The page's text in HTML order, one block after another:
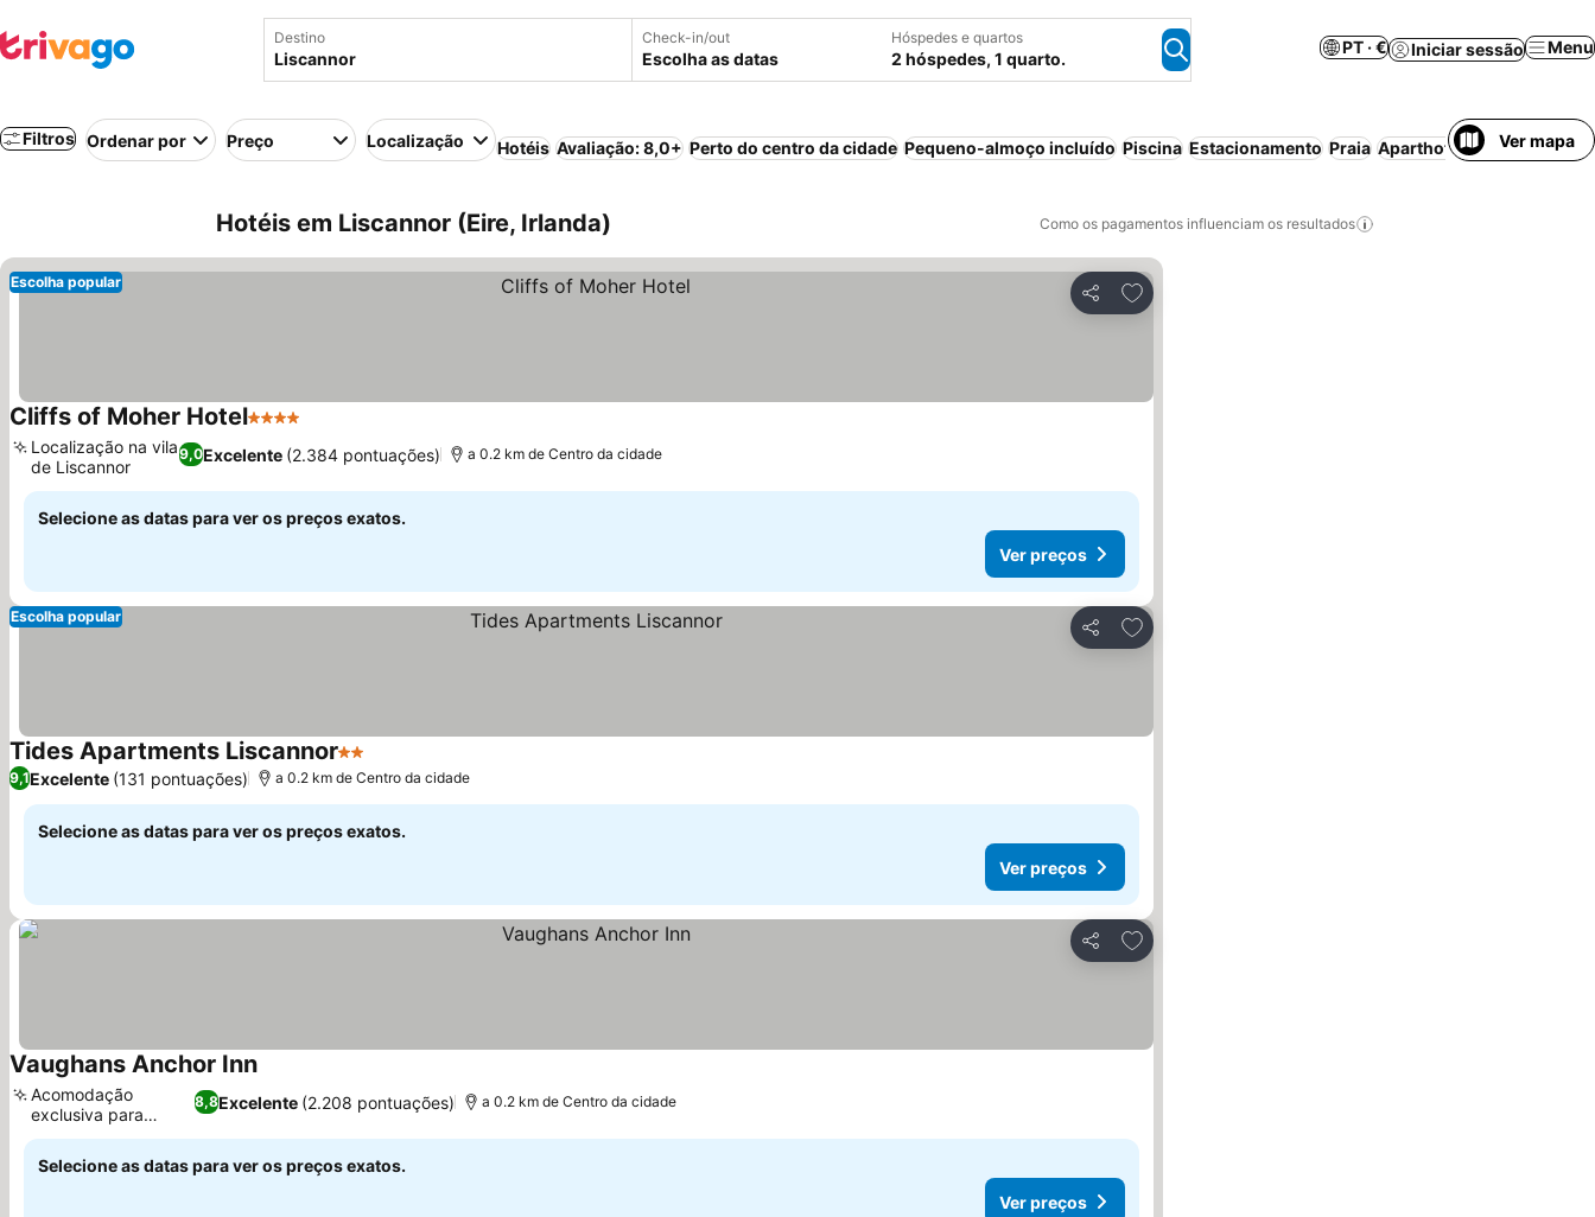
Destino Check-in/out
Escolha as datas
Hóspedes e quartos
2 hóspedes, 1 quarto.
PT · € Iniciar sessão Menu
Filtros Ordenar por Preço Localização Hotéis Avaliação: 8,0+ Perto do centro da cidade Pequeno-almoço incluído Piscina Estacionamento Praia Aparthotel Ver mapa
Hotéis em Liscannor (Eire, Irlanda) Como os pagamentos influenciam os resultados
Partilhar
Adicionar aos favoritos
Escolha popular
Cliffs of Moher Hotel4 Estrelas
9,0Excelente (2.384 pontuações)
Localização na vila
de Liscannor
a 0.2 km de Centro da cidade
Selecione as datas para ver os preços exatos.
Ver preços
Partilhar
Adicionar aos favoritos
Escolha popular
Tides Apartments Liscannor2 Estrelas
9,1Excelente (131 pontuações) a 0.2 km de Centro da cidade
Selecione as datas para ver os preços exatos.
Ver preços
Partilhar
Adicionar aos favoritos
Vaughans Anchor InnVer preços
8,8Excelente (2.208 pontuações)
Acomodação
exclusiva para
adultos
a 0.2 km de Centro da cidade
Selecione as datas para ver os preços exatos.
Ver preços